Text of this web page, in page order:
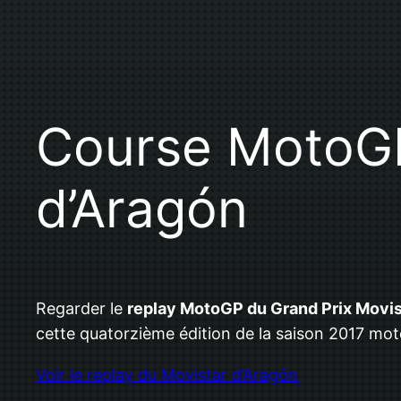
Course
d’Aragón
Regarder le replay MotoGP du Grand Prix
cette quatorzième édition de la saison 2017
Voir le replay du Movistar d’Aragón